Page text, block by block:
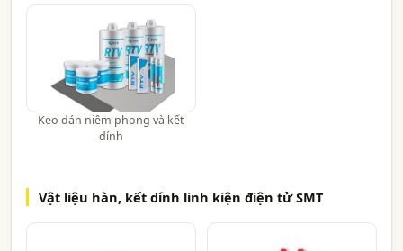
Keo dán niêm phong và kết
dính
Vật liệu hàn, kết dính linh kiện điện tử SMT